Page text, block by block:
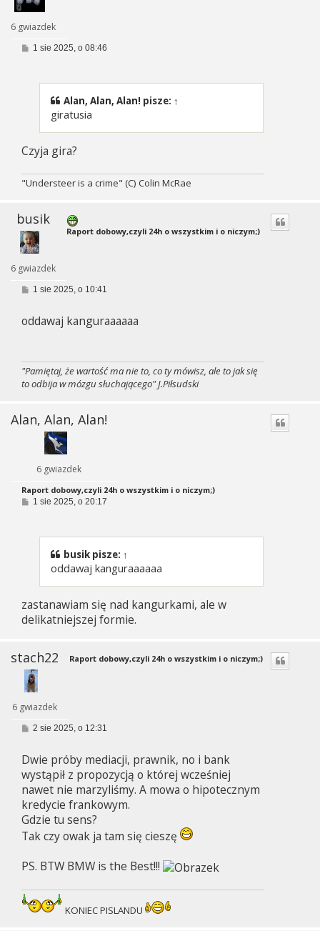
6 gwiazdek
P1 sie 2025, o 08:46
Alan, Alan, Alan! pisze: ↑
giratusia
Czyja gira?
"Understeer is a crime" (C) Colin McRae
busik
6 gwiazdek
Raport dobowy,czyli 24h o wszystkim i o niczym;)
P
t
1 sie 2025, o 10:41
oddawaj kanguraaaaaa
"Pamiętaj, że wartość ma nie to, co ty mówisz, ale to jak się
to odbija w mózgu słuchającego" J.Piłsudski
Alan, Alan, Alan!
6 gwiazdek
Raport dobowy,czyli 24h o wszystkim i o niczym;)
P1 sie 2025, o 20:17
busik pisze: ↑
oddawaj kanguraaaaaa
zastanawiam się nad kangurkami, ale w
delikatniejszej formie.
stach22
6 gwiazdek
Raport dobowy,czyli 24h o wszystkim i o niczym;)
P
t
2 sie 2025, o 12:31
Dwie próby mediacji, prawnik, no i bank
wystąpił z propozycją o której wcześniej
nawet nie marzyliśmy. A mowa o hipotecznym
kredycie frankowym.
Gdzie tu sens?
Tak czy owak ja tam się cieszę
PS. BTW BMW is the Best!!!
KONIEC PISLANDU